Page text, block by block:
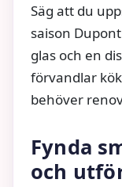
Säg att du
saison
glas och en
förvandlar
behöver
Fynda
och